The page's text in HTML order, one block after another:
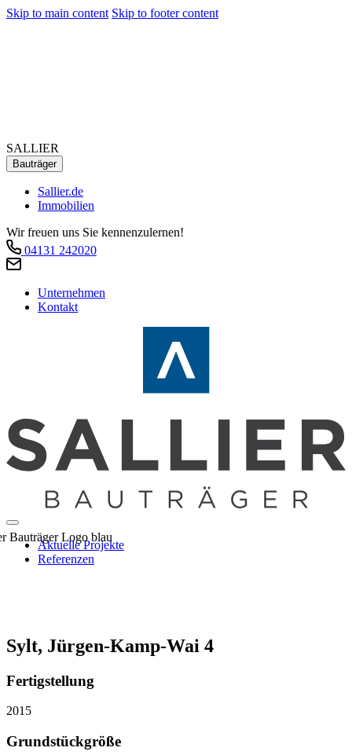
Skip to main content Skip to footer content
SALLIER
Bauträger
Sallier.de
Immobilien
Wir freuen uns Sie kennenzulernen!
04131 242020
Unternehmen
Kontakt
Aktuelle Projekte
Referenzen
Sylt, Jürgen-Kamp-Wai 4
Fertigstellung
2015
Grundstückgröße